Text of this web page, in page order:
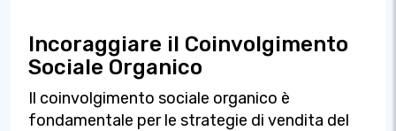
Incoraggiare il Coinvolgimento
Sociale Organico
Il coinvolgimento sociale organico è
fondamentale per le strategie di vendita del